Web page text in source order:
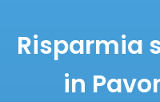
Risparmia
in